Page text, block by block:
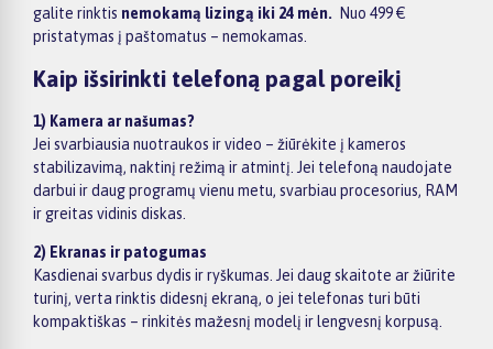
galite rinktis nemokamą lizingą iki 24 mėn.
Nuo 499 €
pristatymas į paštomatus – nemokamas.
Kaip išsirinkti telefoną pagal poreikį
1) Kamera ar našumas?
Jei svarbiausia nuotraukos ir video – žiūrėkite į kameros
stabilizavimą, naktinį režimą ir atmintį. Jei telefoną naudojate
darbui ir daug programų vienu metu, svarbiau procesorius, RAM
ir greitas vidinis diskas.
2) Ekranas ir patogumas
Kasdienai svarbus dydis ir ryškumas. Jei daug skaitote ar žiūrite
turinį, verta rinktis didesnį ekraną, o jei telefonas turi būti
kompaktiškas – rinkitės mažesnį modelį ir lengvesnį korpusą.